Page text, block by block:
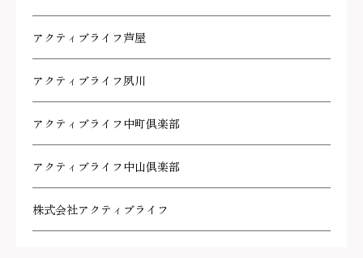
アクティブライフ芦屋
アクティブライフ夙川
アクティブライフ中町倶楽部
アクティブライフ中山倶楽部
株式会社アクティブライフ